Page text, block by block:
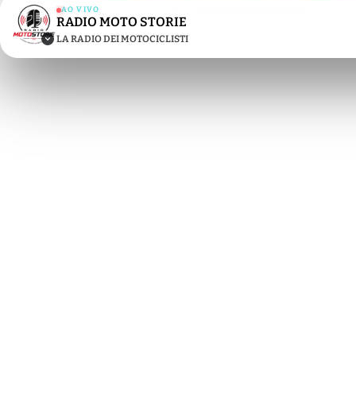
AO VIVO
RADIO MOTO STORIE
LA RADIO DEI MOTOCICLISTI